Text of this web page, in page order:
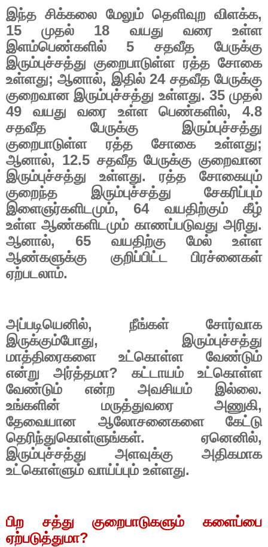
இந்த சிக்கலை மேலும் தெளிவுற விளக்க,
15முதல் 18 வயது வரை உள்ள
இளம்பெண்களில் 5 சதவீத பேருக்கு
இரும்புச்சத்து குறைபாடுள்ள ரத்த சோகை
உள்ளது;ஆனால், இதில்24 சதவீத பேருக்கு
குறைவான இரும்புச்சத்து உள்ளது. 35 முதல்
49 வயது வரை உள்ள பெண்களில், 4.8
சதவீத பேருக்கு இரும்புச்சத்து
குறைபாடுள்ள ரத்த சோகை உள்ளது;
ஆனால், 12.5 சதவீத பேருக்கு குறைவான
இரும்புச்சத்து உள்ளது. ரத்த சோகையும்
குறைந்த இரும்புச்சத்து சேகரிப்பும்
இளைஞர்களிடமும், 64 வயதிற்கும் கீழ்
உள்ள ஆண்களிடமும் காணப்படுவது அரிது.
ஆனால், 65 வயதிற்கு மேல் உள்ள
ஆண்களுக்கு குறிப்பிட்ட பிரச்னைகள்
ஏற்படலாம்.
அப்படியெனில், நீங்கள் சோர்வாக
இருக்கும்போது, இரும்புச்சத்து
மாத்திரைகளை உட்கொள்ள வேண்டும்
என்று அர்த்தமா? கட்டாயம் உட்கொள்ள
வேண்டும் என்ற அவசியம் இல்லை.
உங்களின் மருத்துவரை அணுகி,
தேவையான ஆலோசனைகளை கேட்டு
தெரிந்துகொள்ளுங்கள். ஏனெனில்,
இரும்புச்சத்து அளவுக்கு அதிகமாக
உட்கொள்ளும் வாய்ப்பும் உள்ளது.
பிற சத்து குறைபாடுகளும் களைப்பை
ஏற்படுத்துமா?